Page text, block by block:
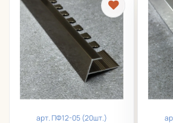
арт.ПФ12-05 (20шт.)